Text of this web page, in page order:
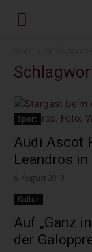
Sport
Audi Ascot
Leandros in
6. August 2019
Kultur
Auf „Ganz
der